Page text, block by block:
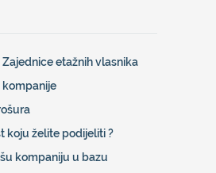
Zajednice etažnih vlasnika
kompanije
koju želite podijeliti ?
kompaniju u bazu